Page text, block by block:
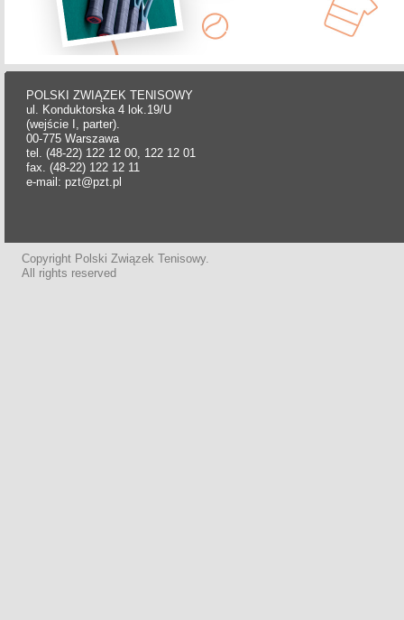
POLSKI ZWIĄZEK TENISOWY
ul. Konduktorska 4 lok.19/U
(wejście I, parter).
00-775 Warszawa
tel. (48-22) 122 12 00, 122 12 01
fax. (48-22) 122 12 11
e-mail: pzt@pzt.pl
Copyright Polski Związek Tenisowy.
All rights reserved